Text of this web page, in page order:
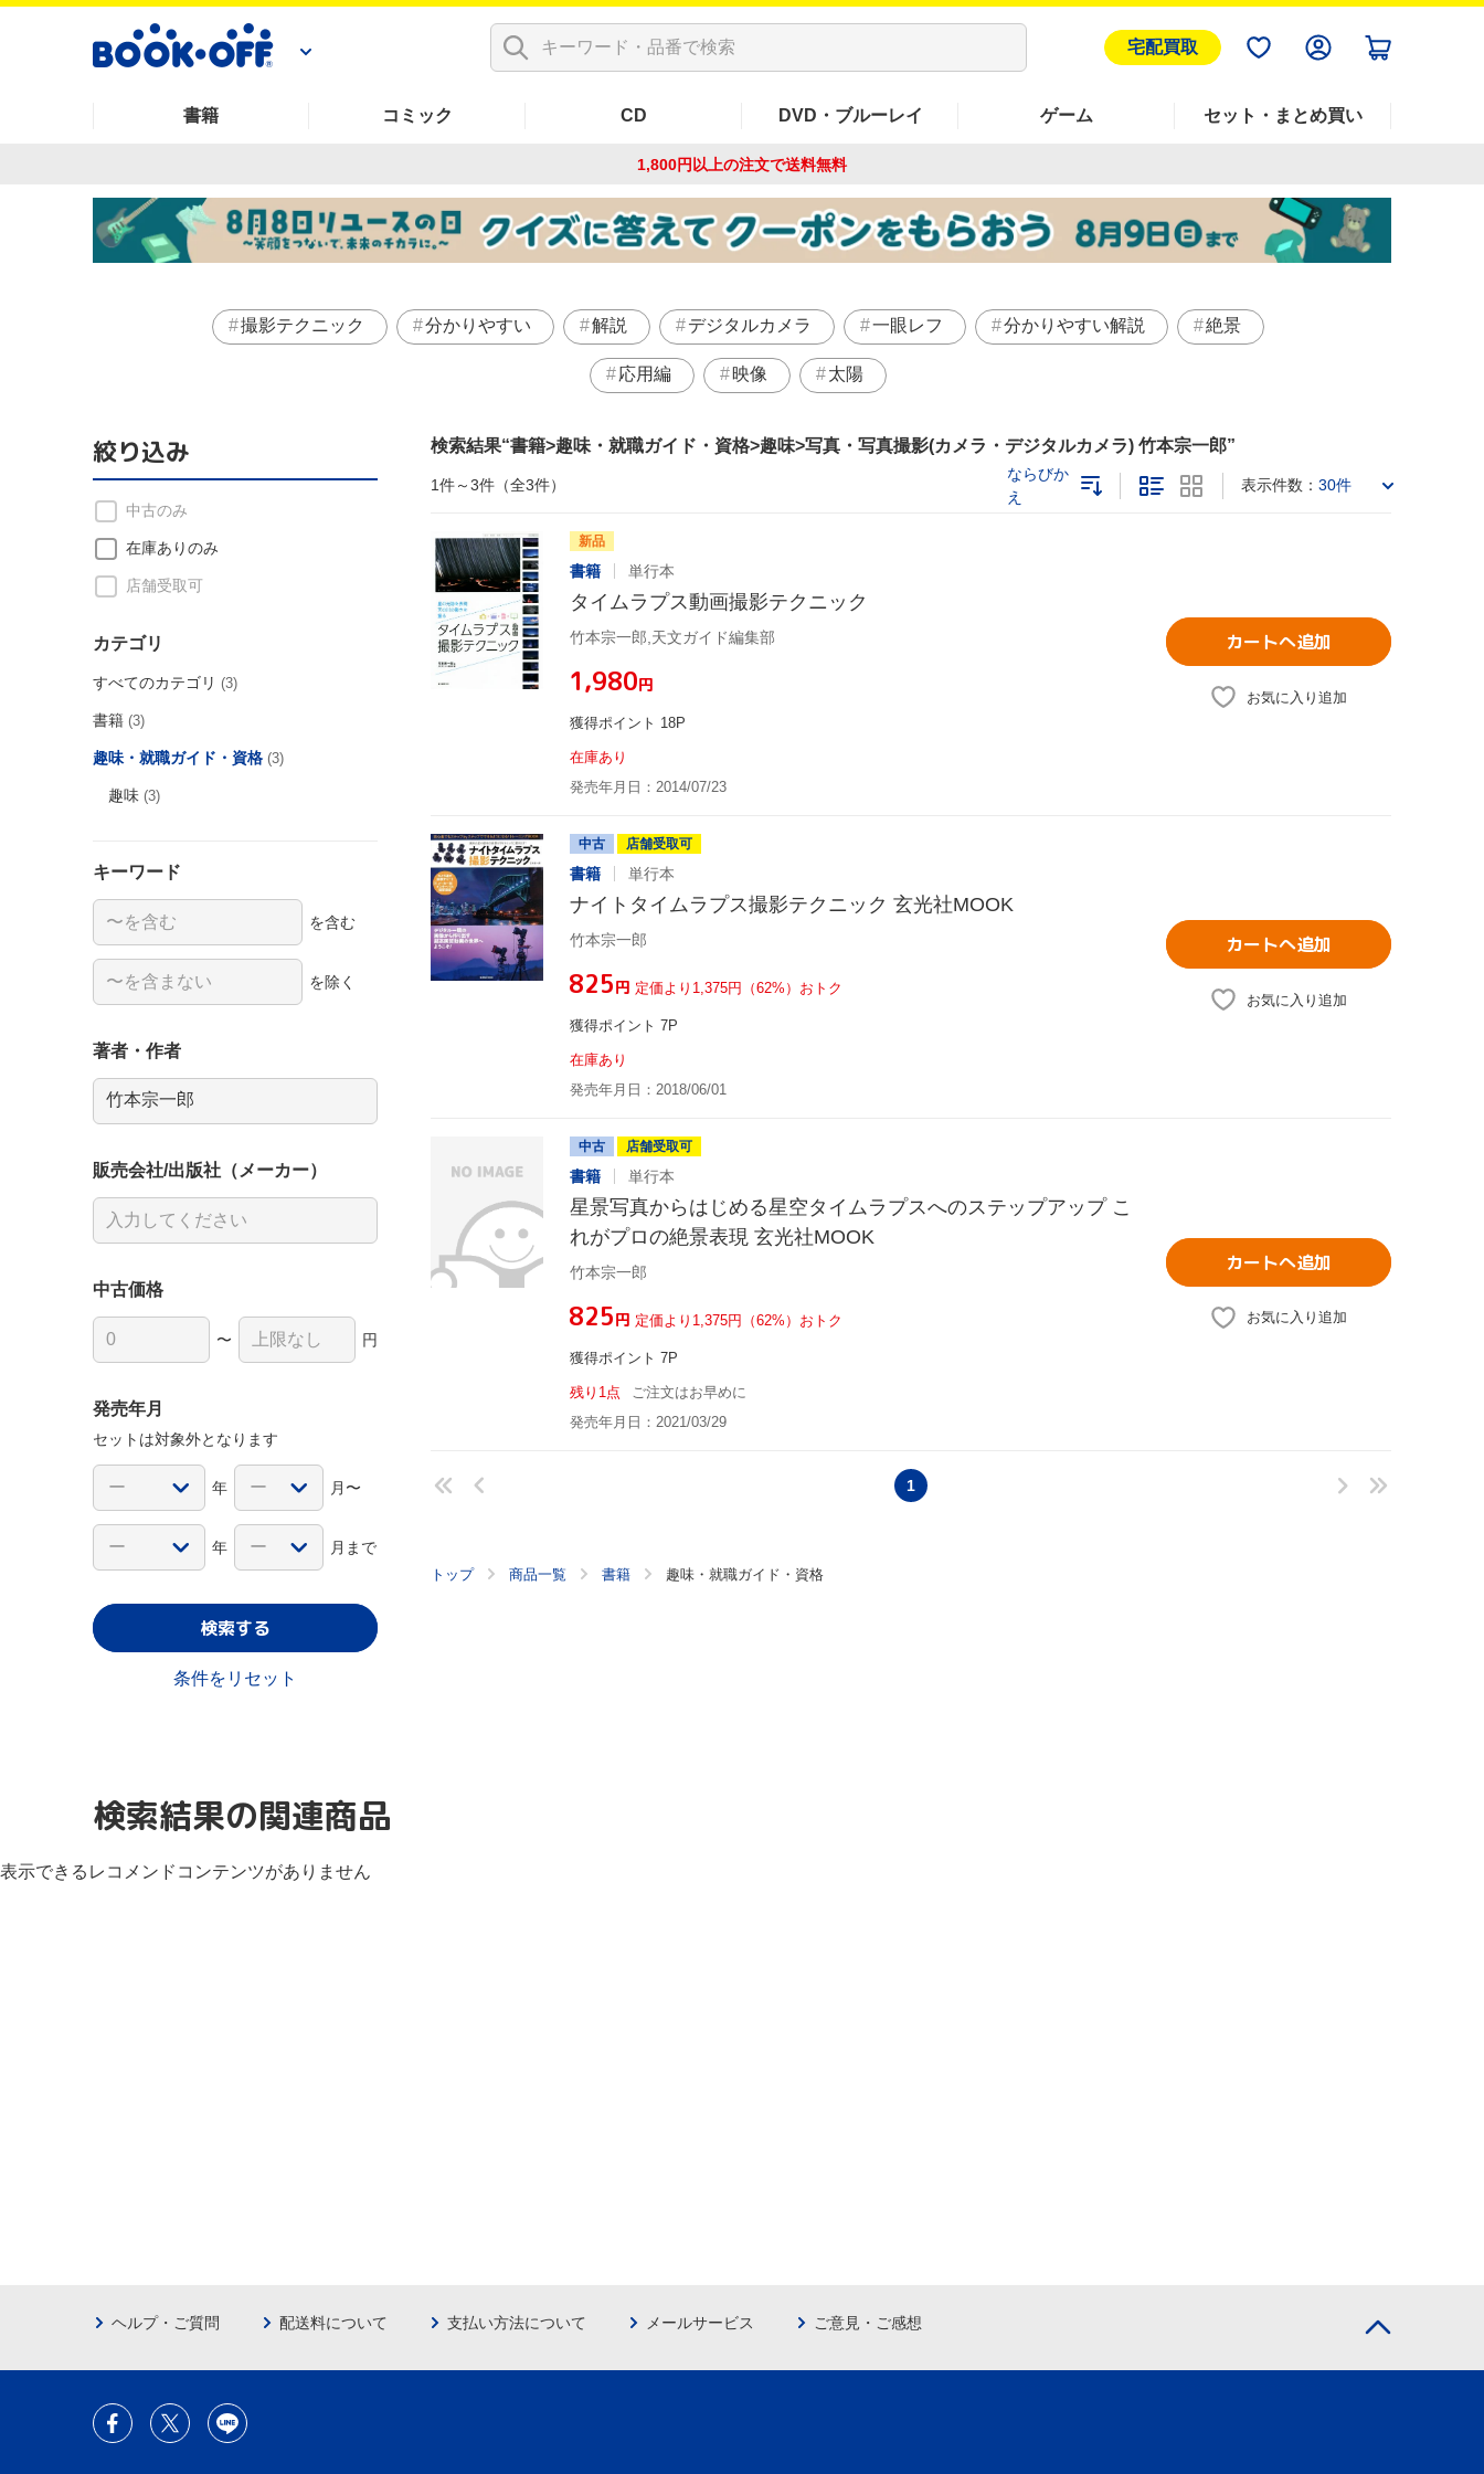
宅配買取
書籍 コミック CD DVD・ブルーレイ ゲーム セット・まとめ買い
1,800円以上の注文で送料無料
撮影テクニック 分かりやすい 解説 デジタルカメラ 一眼レフ 分かりやすい解説 絶景
応用編 映像 太陽
検索結果 書籍>趣味・就職ガイド・資格>趣味>写真・写真撮影(カメラ・デジタルカメラ) 竹本宗一郎
1件～3件（全3件）
ならびか
え
表示件数： 30件
新品
書籍 単行本
タイムラプス動画撮影テクニック
竹本宗一郎,天文ガイド編集部
¥1,980円
獲得ポイント 18P
在庫あり
発売年月日：2014/07/23
カートへ追加
お気に入り追加
中古 店舗受取可
書籍 単行本
ナイトタイムラプス撮影テクニック 玄光社MOOK
竹本宗一郎
¥825円 定価より1,375円（62%）おトク
獲得ポイント 7P
在庫あり
発売年月日：2018/06/01
カートへ追加
お気に入り追加
中古 店舗受取可
書籍 単行本
星景写真からはじめる星空タイムラプスへのステップアップ こ
れがプロの絶景表現 玄光社MOOK
竹本宗一郎
¥825円 定価より1,375円（62%）おトク
獲得ポイント 7P
残り1点
ご注文はお早めに
発売年月日：2021/03/29
カートへ追加
お気に入り追加
1
トップ 商品一覧 書籍 趣味・就職ガイド・資格
絞り込み
中古のみ
在庫ありのみ
店舗受取可
カテゴリ
すべてのカテゴリ (3)
書籍 (3)
趣味・就職ガイド・資格 (3)
趣味 (3)
キーワード
を含む
を除く
著者・作者
販売会社/出版社（メーカー）
中古価格
〜 円
発売年月
セットは対象外となります
年 月〜
年 月まで
検索する
条件をリセット
検索結果の関連商品
表示できるレコメンドコンテンツがありません
ヘルプ・ご質問 配送料について 支払い方法について メールサービス ご意見・ご感想